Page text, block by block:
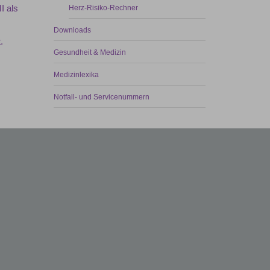
als
Herz-Risiko-Rechner
Downloads
Gesundheit & Medizin
Medizinlexika
Notfall- und Servicenummern